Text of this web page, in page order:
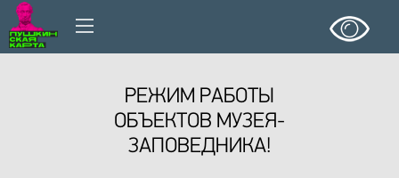
РЕЖИМ РАБОТЫ
ОБЪЕКТОВ МУЗЕЯ-
ЗАПОВЕДНИКА!